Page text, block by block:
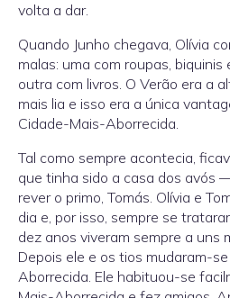
volta a dar.
Quando Junho chegava, Olívia
malas: uma com roupas,
outra com livros. O Verão era a
mais lia e isso era a única
Cidade-Mais-Aborrecida.
Tal como sempre acontecia,
que tinha sido a casa dos avós
rever o primo, Tomás. Olívia e
dia e, por isso, sempre se
dez anos viveram sempre a uns
Depois ele e os tios mudaram-
Aborrecida. Ele habituou-se